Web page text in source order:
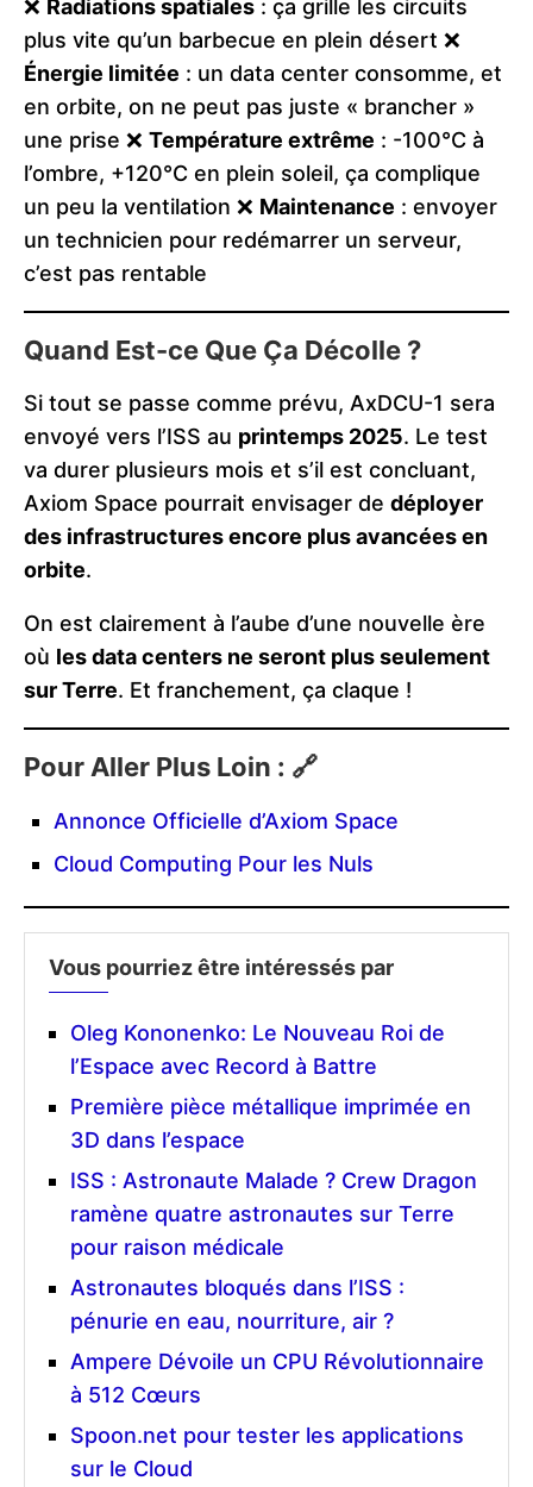
❌ Radiations spatiales : ça grille les circuits
plus vite qu’un barbecue en plein désert ❌
Énergie limitée : un data center consomme, et
en orbite, on ne peut pas juste « brancher »
une prise ❌ Température extrême : -100°C à
l’ombre, +120°C en plein soleil, ça complique
un peu la ventilation ❌ Maintenance : envoyer
un technicien pour redémarrer un serveur,
c’est pas rentable
Quand Est-ce Que Ça Décolle ?
Si tout se passe comme prévu, AxDCU-1 sera
envoyé vers l’ISS au printemps 2025. Le test
va durer plusieurs mois et s’il est concluant,
Axiom Space pourrait envisager de déployer
des infrastructures encore plus avancées en
orbite.
On est clairement à l’aube d’une nouvelle ère
où les data centers ne seront plus seulement
sur Terre. Et franchement, ça claque !
Pour Aller Plus Loin : 🔗
Annonce Officielle d’Axiom Space
Cloud Computing Pour les Nuls
Vous pourriez être intéressés par
Oleg Kononenko: Le Nouveau Roi de
l’Espace avec Record à Battre
Première pièce métallique imprimée en
3D dans l’espace
ISS : Astronaute Malade ? Crew Dragon
ramène quatre astronautes sur Terre
pour raison médicale
Astronautes bloqués dans l’ISS :
pénurie en eau, nourriture, air ?
Ampere Dévoile un CPU Révolutionnaire
à 512 Cœurs
Spoon.net pour tester les applications
sur le Cloud